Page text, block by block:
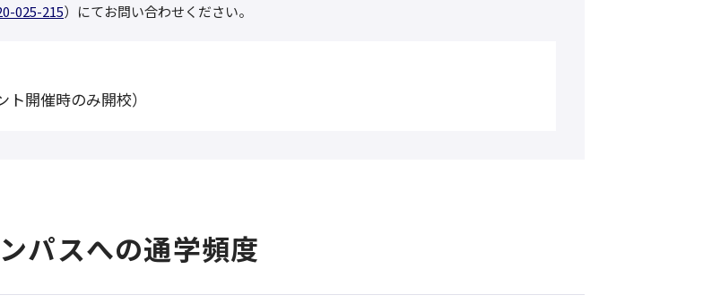
025-215）にてお問い合わせください。
開催時のみ開校）
パスへの通学頻度